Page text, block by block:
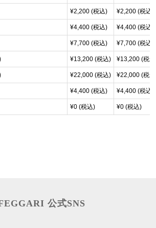
¥2,200 (税込) ¥2,200 (税込)
¥4,400 (税込) ¥4,400 (税込)
¥7,700 (税込) ¥7,700 (税込)
¥13,200 (税込) ¥13,200 (税
¥22,000 (税込) ¥22,000 (税
¥4,400 (税込) ¥4,400 (税込)
¥0 (税込) ¥0 (税込)
公式SNS